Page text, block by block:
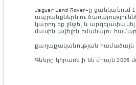
Jaguar Land Rover Limited: Registered
consumption may differ from that achieved
Please contact your local dealer for local
աքսեսուարներով, ուղևորներով,
Կարևոր գրառում պատկերների և
Jaguar Land Rover-ը
ապրանքներն ու
կարող եք ջնջել և
մասին ավելին իմանալու
քաղաքականության համաձայն
Գները կիրառելի են միայն 2026